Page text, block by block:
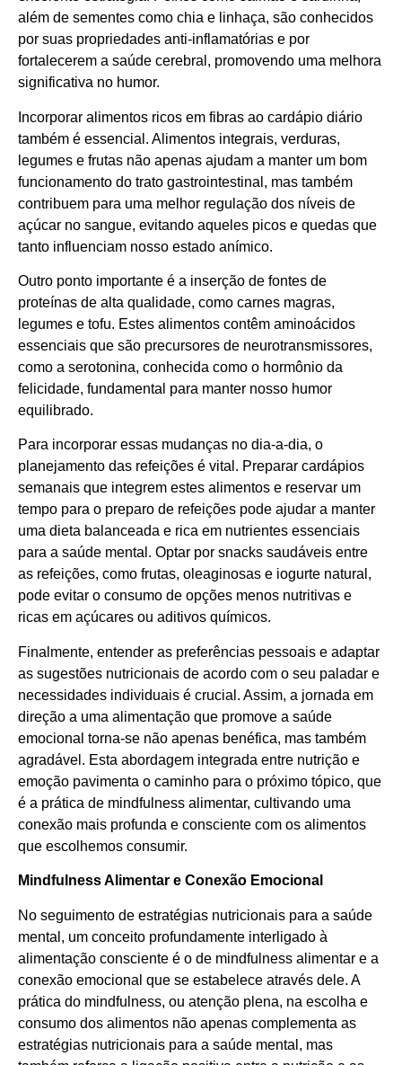
além de sementes como chia e linhaça, são conhecidos
por suas propriedades anti-inflamatórias e por
fortalecerem a saúde cerebral, promovendo uma melhora
significativa no humor.
Incorporar alimentos ricos em fibras ao cardápio diário
também é essencial. Alimentos integrais, verduras,
legumes e frutas não apenas ajudam a manter um bom
funcionamento do trato gastrointestinal, mas também
contribuem para uma melhor regulação dos níveis de
açúcar no sangue, evitando aqueles picos e quedas que
tanto influenciam nosso estado anímico.
Outro ponto importante é a inserção de fontes de
proteínas de alta qualidade, como carnes magras,
legumes e tofu. Estes alimentos contêm aminoácidos
essenciais que são precursores de neurotransmissores,
como a serotonina, conhecida como o hormônio da
felicidade, fundamental para manter nosso humor
equilibrado.
Para incorporar essas mudanças no dia-a-dia, o
planejamento das refeições é vital. Preparar cardápios
semanais que integrem estes alimentos e reservar um
tempo para o preparo de refeições pode ajudar a manter
uma dieta balanceada e rica em nutrientes essenciais
para a saúde mental. Optar por snacks saudáveis entre
as refeições, como frutas, oleaginosas e iogurte natural,
pode evitar o consumo de opções menos nutritivas e
ricas em açúcares ou aditivos químicos.
Finalmente, entender as preferências pessoais e adaptar
as sugestões nutricionais de acordo com o seu paladar e
necessidades individuais é crucial. Assim, a jornada em
direção a uma alimentação que promove a saúde
emocional torna-se não apenas benéfica, mas também
agradável. Esta abordagem integrada entre nutrição e
emoção pavimenta o caminho para o próximo tópico, que
é a prática de mindfulness alimentar, cultivando uma
conexão mais profunda e consciente com os alimentos
que escolhemos consumir.
Mindfulness Alimentar e Conexão Emocional
No seguimento de estratégias nutricionais para a saúde
mental, um conceito profundamente interligado à
alimentação consciente é o de mindfulness alimentar e a
conexão emocional que se estabelece através dele. A
prática do mindfulness, ou atenção plena, na escolha e
consumo dos alimentos não apenas complementa as
estratégias nutricionais para a saúde mental, mas